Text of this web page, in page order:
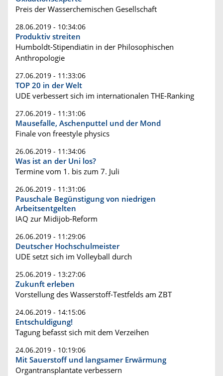
Preis der Wasserchemischen Gesellschaft
28.06.2019 - 10:34:06
Produktiv streiten
Humboldt-Stipendiatin in der Philosophischen
Anthropologie
27.06.2019 - 11:33:06
TOP 20 in der Welt
UDE verbessert sich im internationalen THE-Ranking
27.06.2019 - 11:31:06
Mausefalle, Aschenputtel und der Mond
Finale von freestyle physics
26.06.2019 - 11:34:06
Was ist an der Uni los?
Termine vom 1. bis zum 7. Juli
26.06.2019 - 11:31:06
Pauschale Begünstigung von niedrigen
Arbeitsentgelten
IAQ zur Midijob-Reform
26.06.2019 - 11:29:06
Deutscher Hochschulmeister
UDE setzt sich im Volleyball durch
25.06.2019 - 13:27:06
Zukunft erleben
Vorstellung des Wasserstoff-Testfelds am ZBT
24.06.2019 - 14:15:06
Entschuldigung!
Tagung befasst sich mit dem Verzeihen
24.06.2019 - 10:19:06
Mit Sauerstoff und langsamer Erwärmung
Organtransplantate verbessern